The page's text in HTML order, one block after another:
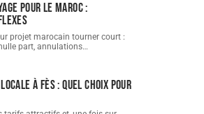
pour le Maroc :
projet marocain tourner court :
part, annulations…
locale à Fès : quel choix pour